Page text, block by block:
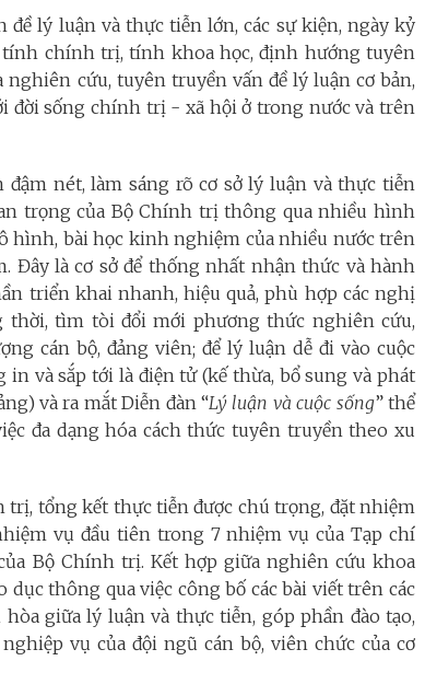
lý luận và thực tiễn lớn, các sự kiện, ngày kỷ
chính trị, tính khoa học, định hướng tuyên
cứu, tuyên truyền vấn đề lý luận cơ bản,
đời sống chính trị - xã hội ở trong nước và trên
nét, làm sáng rõ cơ sở lý luận và thực tiễn
trọng của Bộ Chính trị thông qua nhiều hình
hình, bài học kinh nghiệm của nhiều nước trên
Đây là cơ sở để thống nhất nhận thức và hành
triển khai nhanh, hiệu quả, phù hợp các nghị
thời, tìm tòi đổi mới phương thức nghiên cứu,
cán bộ, đảng viên; để lý luận dễ đi vào cuộc
và sắp tới là điện tử (kế thừa, bổ sung và phát
và ra mắt Diễn đàn “Lý luận và cuộc sống” thể
đa dạng hóa cách thức tuyên truyền theo xu
tổng kết thực tiễn được chú trọng, đặt nhiệm
vụ đầu tiên trong 7 nhiệm vụ của Tạp chí
Bộ Chính trị. Kết hợp giữa nghiên cứu khoa
thông qua việc công bố các bài viết trên các
giữa lý luận và thực tiễn, góp phần đào tạo,
vụ của đội ngũ cán bộ, viên chức của cơ